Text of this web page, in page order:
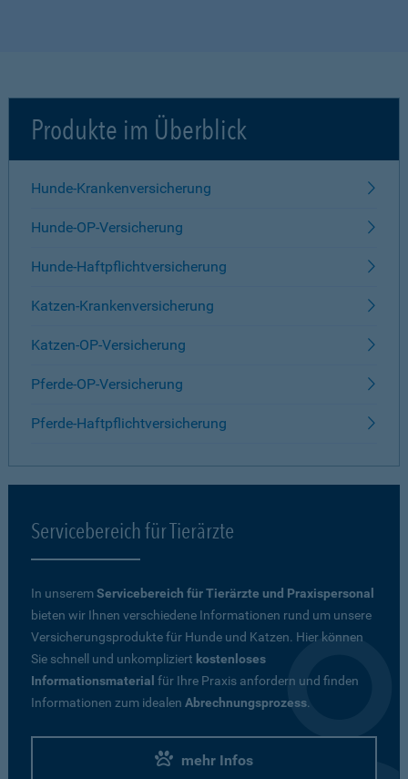
Produkte im Überblick
Hunde-Krankenversicherung
Hunde-OP-Versicherung
Hunde-Haftpflichtversicherung
Katzen-Krankenversicherung
Katzen-OP-Versicherung
Pferde-OP-Versicherung
Pferde-Haftpflichtversicherung
Servicebereich für Tierärzte
In unseremServicebereich für Tierärzte und Praxispersonal
bieten wir Ihnen verschiedene Informationen rund um unsere
Versicherungsprodukte für Hunde und Katzen. Hier können
Sie schnell und unkompliziert kostenloses
Informationsmaterial für Ihre Praxis anfordern und finden
Informationen zum idealen Abrechnungsprozess.
mehr Infos